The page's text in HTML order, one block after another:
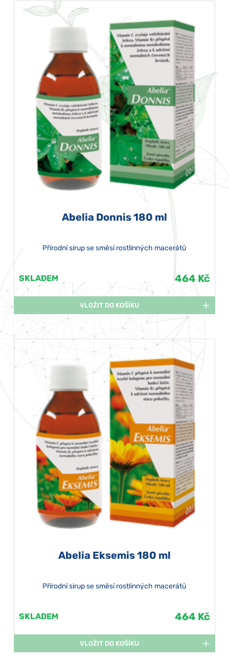
Abelia Donnis 180 ml
Přírodní sirup se směsí rostlinných macerátů
SKLADEM 464 Kč
VLOŽIT DO KOŠÍKU
Abelia Eksemis 180 ml
Přírodní sirup se směsí rostlinných macerátů
SKLADEM 464 Kč
VLOŽIT DO KOŠÍKU